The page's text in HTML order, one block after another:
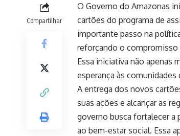
Compartilhar
O Governo do Amazonas
cartões do programa de
importante passo na
reforçando o compromisso
Essa iniciativa não apenas
esperança às
A entrega dos novos
suas ações e alcançar as
governo busca fortalecer a
ao bem-estar social. Essa